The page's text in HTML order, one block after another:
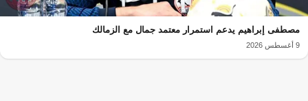
مصطفى إبراهيم يدعم استمرار معتمد جمال مع الزمالك
9 أغسطس 2026